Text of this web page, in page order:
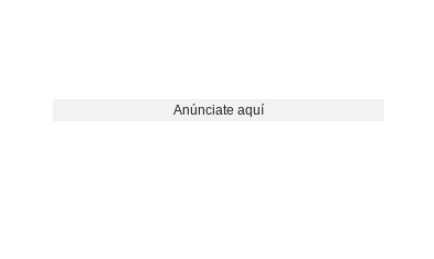
Anúnciate aquí